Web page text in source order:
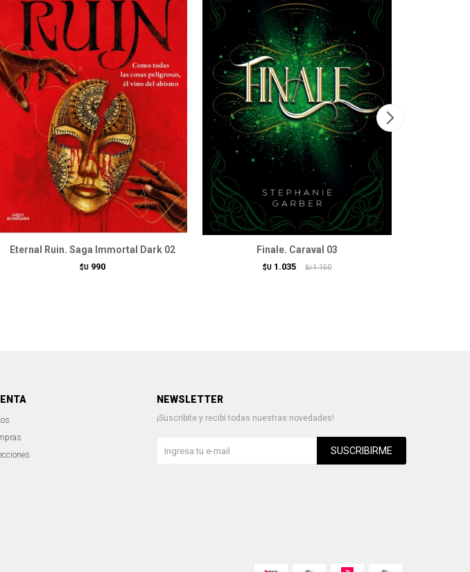
Eternal Ruin. Saga Immortal Dark 02
$U 990
Finale. Caraval 03
$U 1.035 $U 1.150
NEWSLETTER
¡Suscribite y recibí todas nuestras novedades!
SUSCRIBIRME